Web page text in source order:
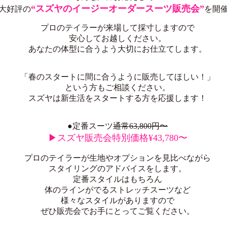
好評の“スズヤのイージーオーダースーツ販売会”を開
プロのテイラーが来場して採寸しますので
安心してお越しください。
あなたの体型に合うよう大切にお仕立てします。
「春のスタートに間に合うように販売してほしい！」
という方もご相談ください。
スズヤは新生活をスタートする方を応援します！
●定番スーツ通常63,800円〜
▶スズヤ販売会特別価格¥43,780〜
プロのテイラーが生地やオプションを見比べながら
スタイリングのアドバイスをします。
定番スタイルはもちろん
体のラインがでるストレッチスーツなど
様々なスタイルがありますので
ぜひ販売会でお手にとってご覧ください。